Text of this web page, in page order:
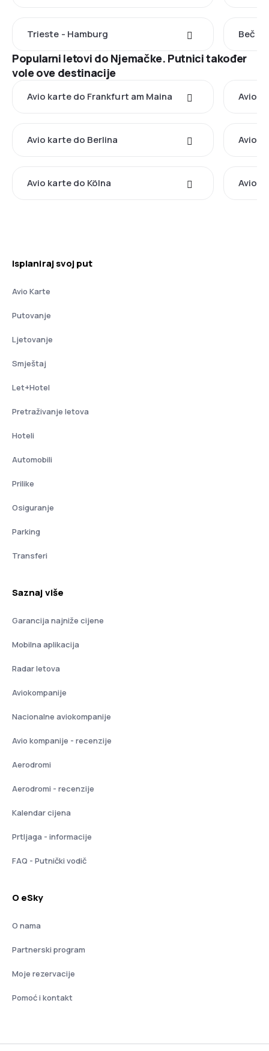
Trieste - Hamburg Beč -
Popularni letovi do Njemačke. Putnici također
vole ove destinacije
Avio karte do Frankfurt am Maina Avio
Avio karte do Berlina Avio
Avio karte do Kölna Avio
Isplaniraj svoj put
Avio Karte
Putovanje
Ljetovanje
Smještaj
Let+Hotel
Pretraživanje letova
Hoteli
Automobili
Prilike
Osiguranje
Parking
Transferi
Saznaj više
Garancija najniže cijene
Mobilna aplikacija
Radar letova
Aviokompanije
Nacionalne aviokompanije
Avio kompanije - recenzije
Aerodromi
Aerodromi - recenzije
Kalendar cijena
Prtljaga - informacije
FAQ - Putnički vodič
O eSky
O nama
Partnerski program
Moje rezervacije
Pomoć i kontakt